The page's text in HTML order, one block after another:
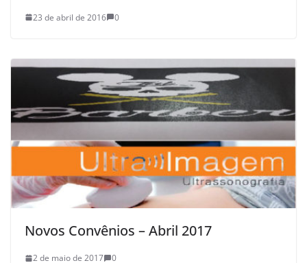
23 de abril de 2016 0
Novos Convênios – Abril 2017
2 de maio de 2017 0